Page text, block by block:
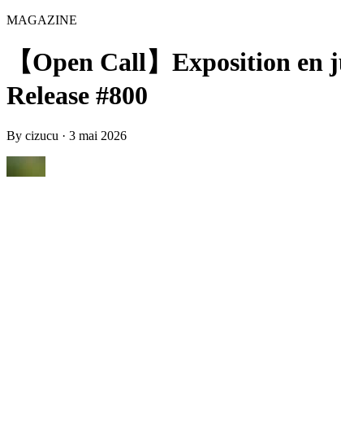
MAGAZINE
【Open Call】Exposition
Release #800
By cizucu · 3 mai 2026